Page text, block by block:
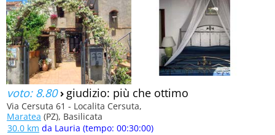
voto: 8.80› giudizio: più che ottimo
Via Cersuta 61 - Localita Cersuta,
Maratea (PZ), Basilicata
30.0 km da Lauria (tempo: 00:30:00)